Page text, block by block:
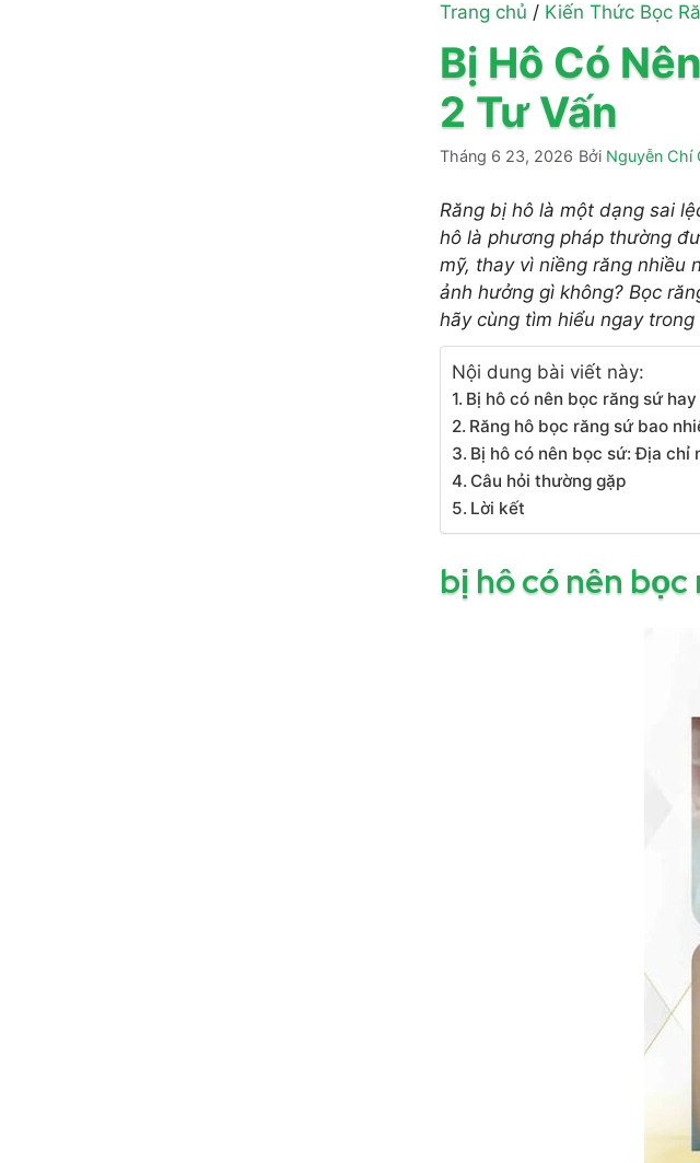
Trang chủ / Kiến Thức Bọc
Bị Hô Có
2 Tư Vấn
Tháng 6 23, 2026 Bởi Nguyễn Chí
Răng bị hô là một dạng sai
hô là phương pháp thường
mỹ, thay vì niềng răng nhiều
ảnh hưởng gì không? Bọc
hãy cùng tìm hiểu ngay
Nội dung bài viết này:
Bị hô có nên bọc răng sứ
Răng hô bọc răng sứ bao
Bị hô có nên bọc sứ: Địa chỉ
Câu hỏi thường gặp
Lời kết
bị hô có nên